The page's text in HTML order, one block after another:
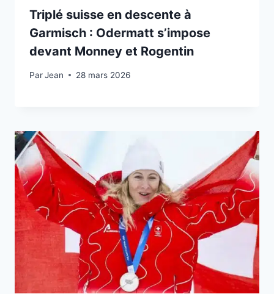
Triplé suisse en descente à
Garmisch : Odermatt s’impose
devant Monney et Rogentin
ParJean
28 février 202628 mars 2026